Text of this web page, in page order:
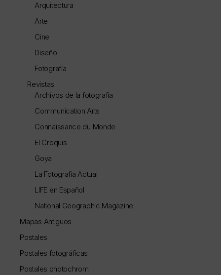
Arquitectura
Arte
Cine
Diseño
Fotografía
Revistas
Archivos de la fotografía
Communication Arts
Connaissance du Monde
El Croquis
Goya
La Fotografía Actual
LIFE en Español
National Geographic Magazine
Mapas Antiguos
Postales
Postales fotográficas
Postales photochrom